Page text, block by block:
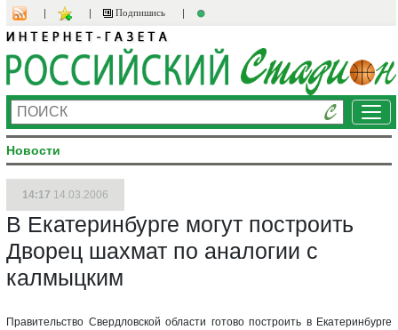
Подпишись
Новости
14:17 14.03.2006
В Екатеринбурге могут построить
Дворец шахмат по аналогии с
калмыцким
Правительство Свердловской области готово построить в Екатеринбурге